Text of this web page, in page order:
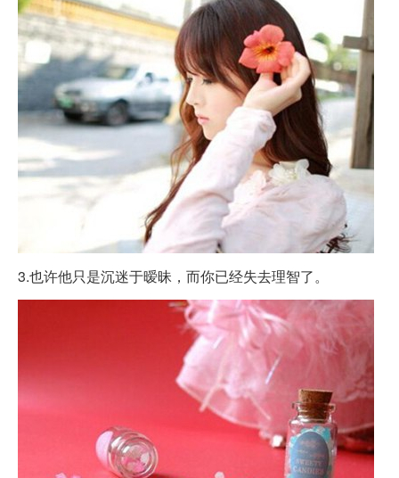
3.也许他只是沉迷于暧昧，而你已经失去理智了。